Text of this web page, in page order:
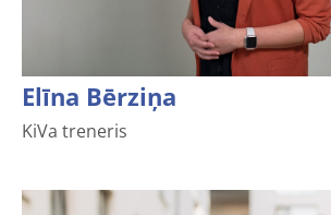
Elīna Bērziņa
KiVa treneris